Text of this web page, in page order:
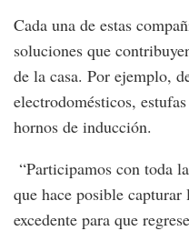
Cada una de estas
soluciones que
de la casa. Por ejemplo,
electrodomésticos,
hornos de inducción.
“Participamos con toda
que hace posible
excedente para que